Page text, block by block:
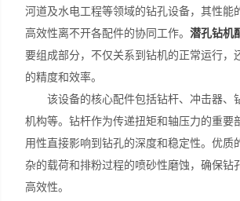
河道及水电工程等领域的钻孔设备，其性能
高效性离不开各配件的协同工作。潜孔钻机
要组成部分，不仅关系到钻机的正常运行，
的精度和效率。
该设备的核心配件包括钻杆、冲击器、
机构等。钻杆作为传递扭矩和轴压力的重要
用性直接影响到钻孔的深度和稳定性。优质
杂的载荷和排粉过程的喷砂性磨蚀，确保钻
高效性。